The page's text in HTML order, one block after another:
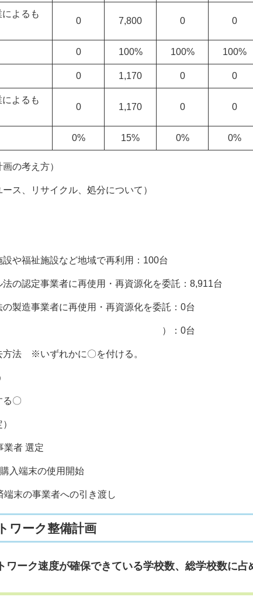
よるも
0 7,800 0 0
0 100% 100% 100%
0 1,170 0 0
よるも
0 1,170 0 0
0% 15% 0% 0%
の考え方）
ース、リサイクル、処分について）
設や福祉施設など地域で再利用：100台
法の認定事業者に再使用・再資源化を委託：8,911台
の製造事業者に再使用・再資源化を委託：0台
他（ ）：0台
方法 ※いずれかに〇を付ける。
る〇
者 選定
入端末の使用開始
末の事業者への引き渡し
ワーク整備計画
ワーク速度が確保できている学校数、総学校数に占